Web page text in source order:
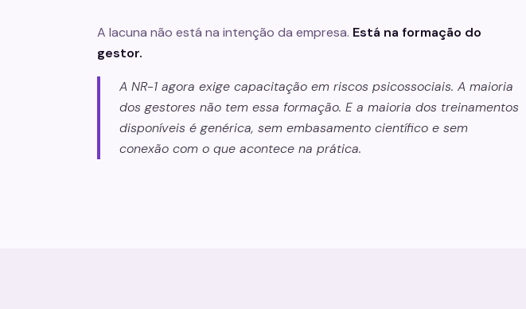
A lacuna não está na intenção da empresa. Está na formação do
gestor.
A NR-1 agora exige capacitação em riscos psicossociais. A maioria
dos gestores não tem essa formação. E a maioria dos treinamentos
disponíveis é genérica, sem embasamento científico e sem
conexão com o que acontece na prática.